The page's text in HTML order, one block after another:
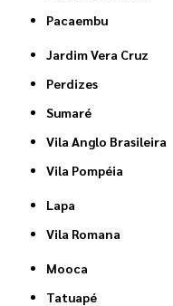
Pacaembu
Jardim Vera Cruz
Perdizes
Sumaré
Vila Anglo Brasileira
Vila Pompéia
Lapa
Vila Romana
Mooca
Tatuapé